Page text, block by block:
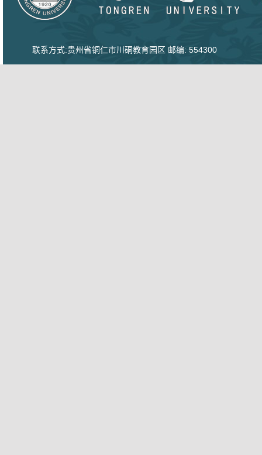
联系方式:贵州省铜仁市川硐教育园区 邮编: 554300